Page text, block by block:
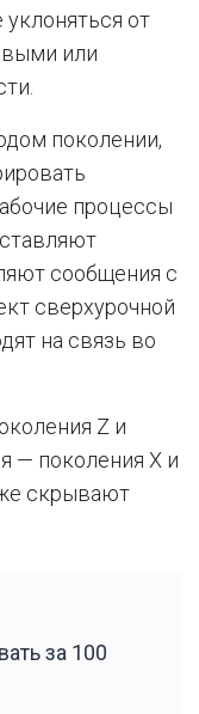
от
или
поколении,
процессы
сообщения с
сверхурочной
на связь во
Z и
— поколения X и
скрывают
за 100